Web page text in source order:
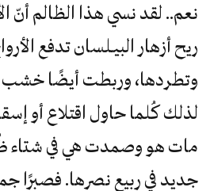
نعم.. لقد نسي هذا الظالم أنّ
ريح أزهار البيـلسان تدفع
وتطردها، وربطت أيضًا خشب
لذلك كُلما حاول اقتلاع أو
مات هو وصمدت هي في شتاء
جديد في ربيع نصرها. فصبرًا